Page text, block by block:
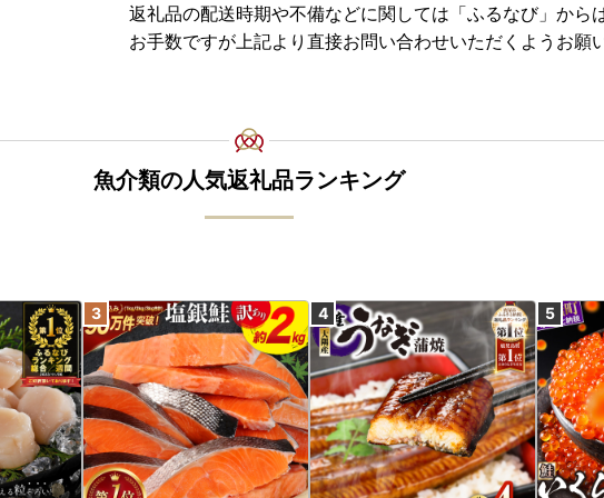
ご迷惑をおかけする場合があると思いますが、ご理解を賜りま
※ふるさと納税サイトを騙る詐欺サイトが増えており、焼津市の
(焼津市ふるさと納税課：054-626-9406)
返礼品の配送時期や不備などに関しては「ふるなび」から
お手数ですが上記より直接お問い合わせいただくようお願
魚介類の人気返礼品ランキング